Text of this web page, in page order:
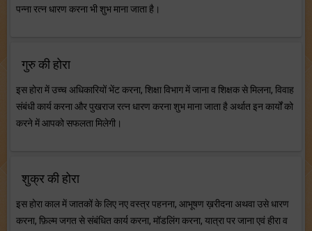
पन्ना रत्न धारण करना भी शुभ माना जाता है।
गुरु की होरा
इस होरा में उच्च अधिकारियों भेंट करना, शिक्षा विभाग में जाना व शिक्षक से मिलना, विवाह
संबंधी कार्य करना और पुखराज रत्न धारण करना शुभ माना जाता है अर्थात इन कार्यों को
करने में आपको सफलता मिलेगी।
शुक्र की होरा
इस होरा काल में जातकों के लिए नए वस्त्र पहनना, आभूषण ख़रीदना अथवा उसे धारण
करना, फ़िल्म जगत से संबंधित कार्य करना, मॉडलिंग करना, यात्रा पर जाना एवं हीरा व